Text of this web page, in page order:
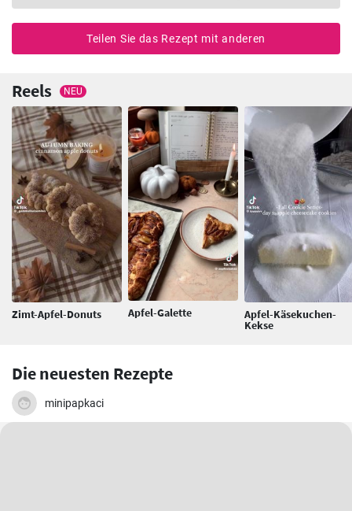
Teilen Sie das Rezept mit anderen
Reels NEU
Zimt-Apfel-Donuts Apfel-Galette Apfel-Käsekuchen-
Kekse
Die neuesten Rezepte
minipapkaci